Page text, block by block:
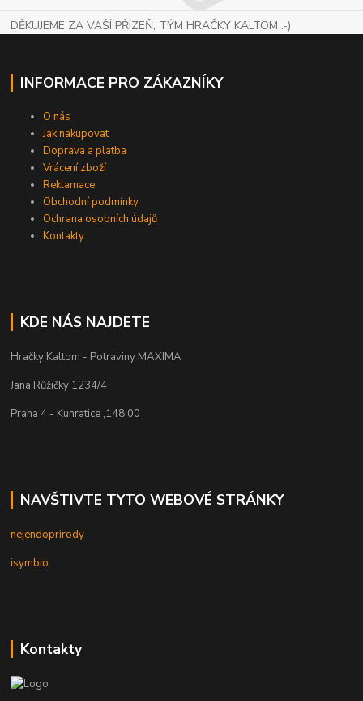
DĚKUJEME ZA VAŠÍ PŘÍZEŇ, TÝM HRAČKY KALTOM .-)
INFORMACE PRO ZÁKAZNÍKY
O nás
Jak nakupovat
Doprava a platba
Vrácení zboží
Reklamace
Obchodní podmínky
Ochrana osobních údajů
Kontakty
KDE NÁS NAJDETE
Hračky Kaltom - Potraviny MAXIMA
Jana Růžičky 1234/4
Praha 4 - Kunratice ,148 00
NAVŠTIVTE TYTO WEBOVÉ STRÁNKY
nejendoprirody
isymbio
Kontakty